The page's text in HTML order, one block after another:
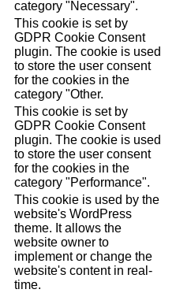
category "Necessary".
This cookie is set by
GDPR Cookie Consent
plugin. The cookie is used
to store the user consent
for the cookies in the
category "Other.
This cookie is set by
GDPR Cookie Consent
plugin. The cookie is used
to store the user consent
for the cookies in the
category "Performance".
This cookie is used by the
website's WordPress
theme. It allows the
website owner to
implement or change the
website's content in real-
time.